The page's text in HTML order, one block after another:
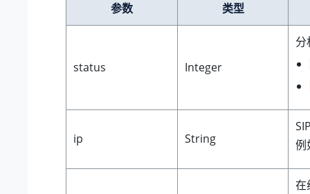
参数 类型
status Integer
分
ip String
例
在